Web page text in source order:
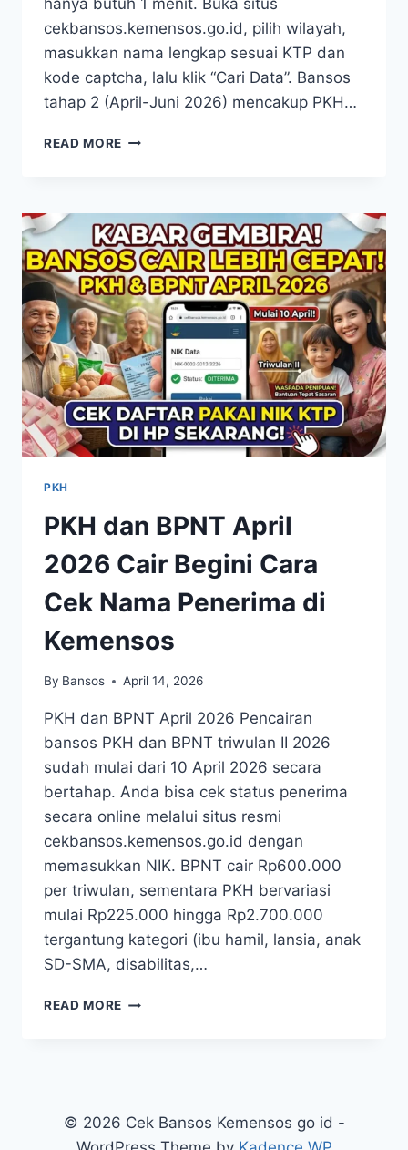
hanya butuh 1 menit. Buka situs
cekbansos.kemensos.go.id, pilih wilayah,
masukkan nama lengkap sesuai KTP dan
kode captcha, lalu klik “Cari Data”. Bansos
tahap 2 (April-Juni 2026) mencakup PKH…
READ MORE CEK
TAHUN
2026
VIA
HP
BEGINI
LANGKAH
MUDAHNYA
PKH
PKH dan BPNT April
2026 Cair Begini Cara
Cek Nama Penerima di
Kemensos
By Bansos April 14, 2026
PKH dan BPNT April 2026 Pencairan
bansos PKH dan BPNT triwulan II 2026
sudah mulai dari 10 April 2026 secara
bertahap. Anda bisa cek status penerima
secara online melalui situs resmi
cekbansos.kemensos.go.id dengan
memasukkan NIK. BPNT cair Rp600.000
per triwulan, sementara PKH bervariasi
mulai Rp225.000 hingga Rp2.700.000
tergantung kategori (ibu hamil, lansia, anak
SD-SMA, disabilitas,…
READ MORE PKH
BEGINI
© 2026 Cek Bansos Kemensos go id -